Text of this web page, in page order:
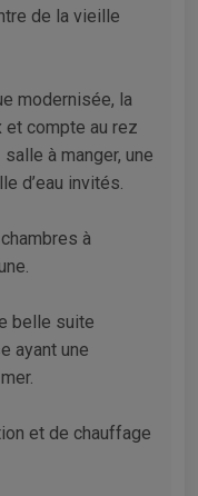
de la vieille
modernisée, la
compte au rez
à manger, une
d’eau invités.
à
belle suite
ayant une
et de chauffage